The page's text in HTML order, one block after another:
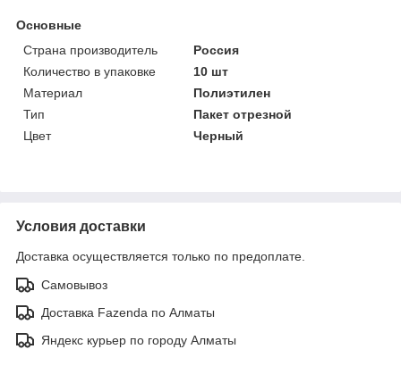
Основные
Страна производитель
Россия
Количество в упаковке
10 шт
Материал
Полиэтилен
Тип
Пакет отрезной
Цвет
Черный
Условия доставки
Доставка осуществляется только по предоплате.
Самовывоз
Доставка Fazenda по Алматы
Яндекс курьер по городу Алматы